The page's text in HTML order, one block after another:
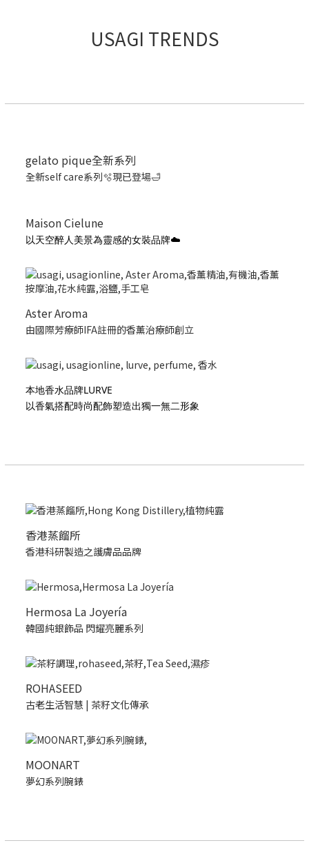
USAGI TRENDS
gelato pique全新系列
全新self care系列🫧現已登場🛁
Maison Cielune
以天空醉人美景為靈感的女裝品牌☁️
Aster Aroma
由國際芳療師IFA註冊的香薰治療師創立
本地香水品牌LURVE
以香氣搭配時尚配飾塑造出獨一無二形象
香港蒸餾所
香港科研製造之護膚品品牌
Hermosa La Joyería
韓國純銀飾品 閃耀亮麗系列
ROHASEED
古老生活智慧 | 茶籽文化傳承
MOONART
夢幻系列腕錶